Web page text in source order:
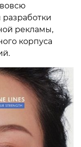
рекламы,
корпуса